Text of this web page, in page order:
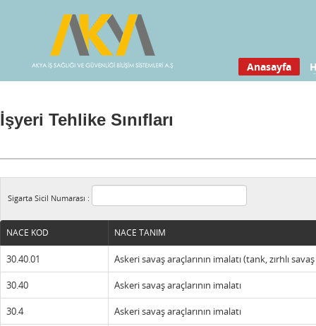
Anasayfa
İşyeri Tehlike Sınıfları
Sigarta Sicil Numarası :
NACE KOD NACE TANIM
30.40.01 Askeri savaş araçlarının imalatı (tank, zırhlı
30.40 Askeri savaş araçlarının imalatı
30.4 Askeri savaş araçlarının imalatı